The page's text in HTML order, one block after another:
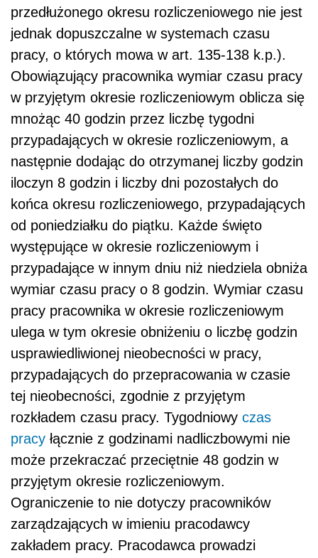
przedłużonego okresu rozliczeniowego nie jest
jednak dopuszczalne w systemach czasu
pracy, o których mowa w art. 135-138 k.p.).
Obowiązujący pracownika wymiar czasu pracy
w przyjętym okresie rozliczeniowym oblicza się
mnożąc 40 godzin przez liczbę tygodni
przypadających w okresie rozliczeniowym, a
następnie dodając do otrzymanej liczby godzin
iloczyn 8 godzin i liczby dni pozostałych do
końca okresu rozliczeniowego, przypadających
od poniedziałku do piątku. Każde święto
występujące w okresie rozliczeniowym i
przypadające w innym dniu niż niedziela obniża
wymiar czasu pracy o 8 godzin. Wymiar czasu
pracy pracownika w okresie rozliczeniowym
ulega w tym okresie obniżeniu o liczbę godzin
usprawiedliwionej nieobecności w pracy,
przypadających do przepracowania w czasie
tej nieobecności, zgodnie z przyjętym
rozkładem czasu pracy. Tygodniowy czas
pracy łącznie z godzinami nadliczbowymi nie
może przekraczać przeciętnie 48 godzin w
przyjętym okresie rozliczeniowym.
Ograniczenie to nie dotyczy pracowników
zarządzających w imieniu pracodawcy
zakładem pracy. Pracodawca prowadzi